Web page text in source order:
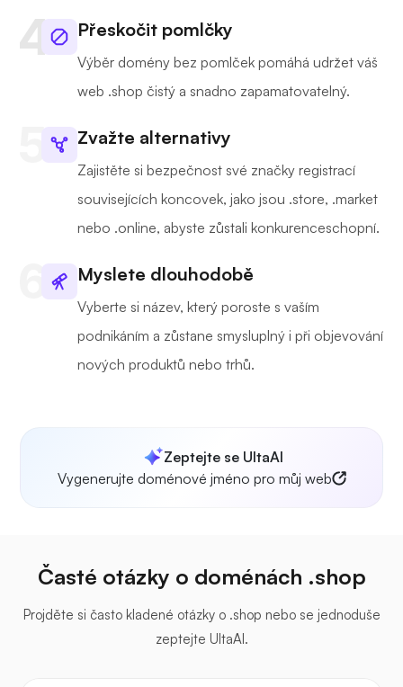
Přeskočit pomlčky
Výběr domény bez pomlček pomáhá udržet váš
web .shop čistý a snadno zapamatovatelný.
Zvažte alternativy
Zajistěte si bezpečnost své značky registrací
souvisejících koncovek, jako jsou .store, .market
nebo .online, abyste zůstali konkurenceschopní.
Myslete dlouhodobě
Vyberte si název, který poroste s vaším
podnikáním a zůstane smysluplný i při objevování
nových produktů nebo trhů.
Zeptejte se UltaAI
Vygenerujte doménové jméno pro můj web
Časté otázky o doménách .shop
Projděte si často kladené otázky o .shop nebo se jednoduše
zeptejte UltaAI.